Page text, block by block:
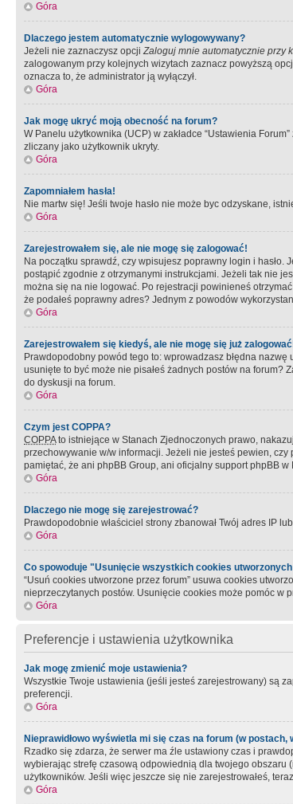
Góra
Dlaczego jestem automatycznie wylogowywany?
Jeżeli nie zaznaczysz opcjiZaloguj mnie automatycznie przy
zalogowanym przy kolejnych wizytach zaznacz powyższą
oznacza to, że administrator ją wyłączył.
Góra
Jak mogę ukryć moją obecność na forum?
W Panelu użytkownika (UCP) w zakładce “Ustawienia
zliczany jako użytkownik ukryty.
Góra
Zapomniałem hasła!
Nie martw się! Jeśli twoje hasło nie może byc odzyskane,
Góra
Zarejestrowałem się, ale nie mogę się zalogować!
Na początku sprawdź, czy wpisujesz poprawny login i hasło.
postąpić zgodnie z otrzymanymi instrukcjami. Jeżeli tak nie
można się na nie logować. Po rejestracji powinieneś
że podałeś poprawny adres? Jednym z powodów
Góra
Zarejestrowałem się kiedyś, ale nie mogę się już
Prawdopodobny powód tego to: wprowadzasz błędna
usunięte to być może nie pisałeś żadnych postów na
do dyskusji na forum.
Góra
Czym jest COPPA?
COPPAto istniejące w Stanach Zjednoczonych prawo,
przechowywanie w/w informacji. Jeżeli nie jesteś pewien,
pamiętać, że ani phpBB Group, ani oficjalny support phpBB
Góra
Dlaczego nie mogę się zarejestrować?
Prawdopodobnie właściciel strony zbanował Twój adres IP
Góra
Co spowoduje "Usunięcie wszystkich cookies
“Usuń cookies utworzone przez forum” usuwa cookies
nieprzeczytanych postów. Usunięcie cookies może pomóc
Góra
Preferencje i ustawienia użytkownika
Jak mogę zmienić moje ustawienia?
Wszystkie Twoje ustawienia (jeśli jesteś zarejestrowany) są
preferencji.
Góra
Nieprawidłowo wyświetla mi się czas na forum (w postach,
Rzadko się zdarza, że serwer ma źle ustawiony czas i
wybierając strefę czasową odpowiednią dla twojego obszaru
użytkowników. Jeśli więc jeszcze się nie zarejestrowałeś,
Góra